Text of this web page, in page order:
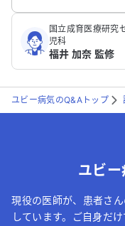
国立成育医療研究
児科
福井 加奈 監修
ユビー病気のQ&Aトップ
ユビ
現役の医師が、患者さ
しています。ご自身だ